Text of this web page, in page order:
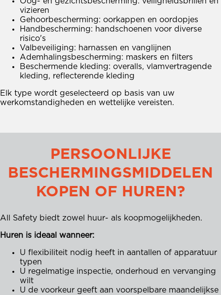
vizieren
Gehoorbescherming: oorkappen en oordopjes
Handbescherming: handschoenen voor diverse
risico's
Valbeveiliging: harnassen en vanglijnen
Ademhalingsbescherming: maskers en filters
Beschermende kleding: overalls, vlamvertragende
kleding, reflecterende kleding
Elk type wordt geselecteerd op basis van uw
werkomstandigheden en wettelijke vereisten.
PERSOONLIJKE
BESCHERMINGSMIDDELEN
KOPEN OF HUREN?
All Safety biedt zowel huur- als koopmogelijkheden.
Huren is ideaal wanneer:
U flexibiliteit nodig heeft in aantallen of apparatuur
typen
U regelmatige inspectie, onderhoud en vervanging
wilt
U de voorkeur geeft aan voorspelbare maandelijkse